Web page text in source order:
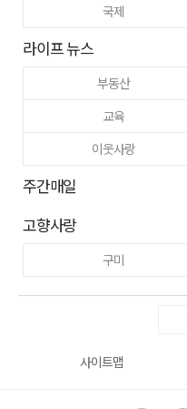
국제
라이프 뉴스
부동산
교육
이웃사랑
주간매일
고향사랑
구미
사이트맵